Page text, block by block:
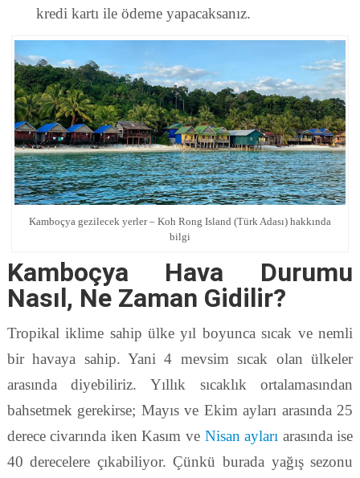
kredi kartı ile ödeme yapacaksanız.
Kamboçya gezilecek yerler – Koh Rong Island (Türk Adası) hakkında
bilgi
Kamboçya Hava Durumu
Nasıl, Ne Zaman Gidilir?
Tropikal iklime sahip ülke yıl boyunca sıcak ve nemli
bir havaya sahip. Yani 4 mevsim sıcak olan ülkeler
arasında diyebiliriz. Yıllık sıcaklık ortalamasından
bahsetmek gerekirse; Mayıs ve Ekim ayları arasında 25
derece civarında iken Kasım ve Nisan ayları arasında ise
40 derecelere çıkabiliyor. Çünkü burada yağış sezonu